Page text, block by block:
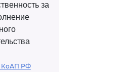
за
КоАП РФ